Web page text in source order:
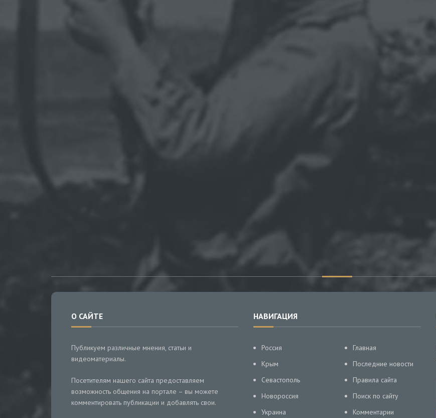
О САЙТЕ
Публикуем различные мнения, статьи и
видеоматериалы.
Посетителям нашего сайта предоставляем
возможность общения на портале – вы можете
комментировать публикации и добавлять свои.
НАВИГАЦИЯ
Россия
Крым
Севастополь
Новороссия
Украина
Главная
Последние новости
Правила сайта
Поиск по сайту
Комментарии